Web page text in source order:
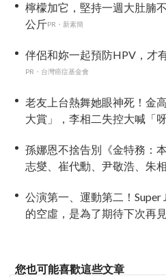
檸檬加它，堅持一週大肚腩
公斤PR・新素簡
伴侶和妳一起預防HPV，才
PR・台灣癌症基金會
老友上台熱舞她眼神死！金
大賞」，李相二失控大喊「
孫娜恩不捨告別《金特務：
志燮、崔代勳、尹敬浩、朱
公演第一、運動第二！Super
的空虛，是為了期待下次再見
您也可能喜歡這些文章